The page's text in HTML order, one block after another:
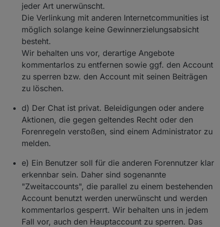
jeder Art unerwünscht.
Die Verlinkung mit anderen Internetcommunities ist
möglich solange keine Gewinnerzielungsabsicht
besteht.
Wir behalten uns vor, derartige Angebote
kommentarlos zu entfernen sowie ggf. den Account
zu sperren bzw. den Account mit seinen Beiträgen
zu löschen.
d) Der Chat ist privat. Beleidigungen oder andere
Aktionen, die gegen geltendes Recht oder den
Forenregeln verstoßen, sind einem Administrator zu
melden.
e) Ein Benutzer soll für die anderen Forennutzer klar
erkennbar sein. Daher sind sogenannte
"Zweitaccounts", die parallel zu einem bestehenden
Account benutzt werden unerwünscht und werden
kommentarlos gesperrt. Wir behalten uns in jedem
Fall vor, auch den Hauptaccount zu sperren. Das